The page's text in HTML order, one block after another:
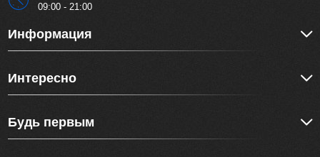
09:00 - 21:00
Информация
Интересно
Будь первым